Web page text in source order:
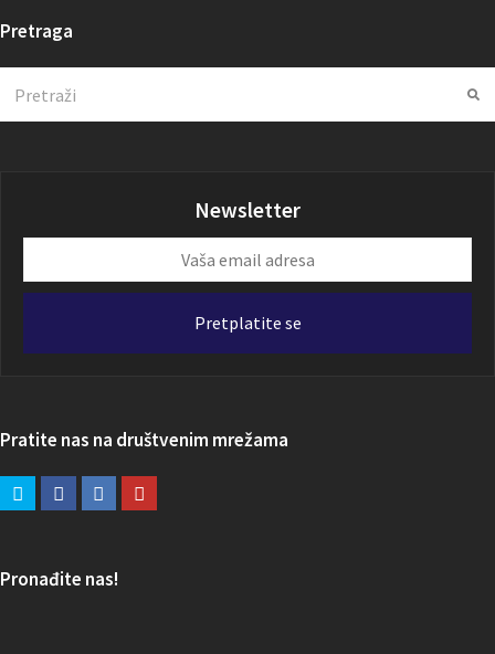
Pretraga
Newsletter
email
Pretplatite se
Pratite nas na društvenim mrežama
Pronađite nas!